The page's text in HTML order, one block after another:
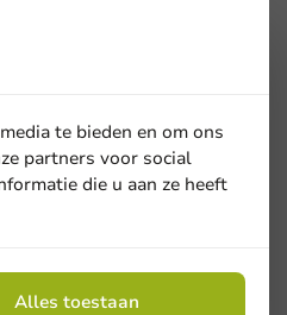
verwijderd van
onderkant van de
de markering 1,6
te bieden en om ons
partners voor social
die u aan ze heeft
Alles toestaan